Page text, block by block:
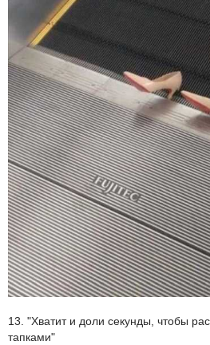
13. "Хватит и доли секунды, чтобы
тапками"